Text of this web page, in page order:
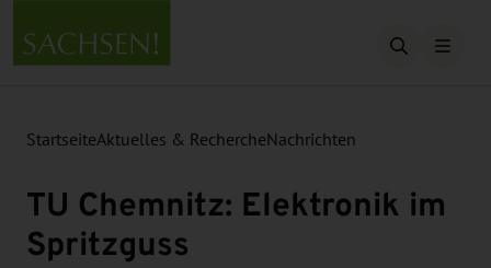
Suche
StartseiteAktuelles & RechercheNachrichten
TU Chemnitz: Elektronik im
Spritzguss